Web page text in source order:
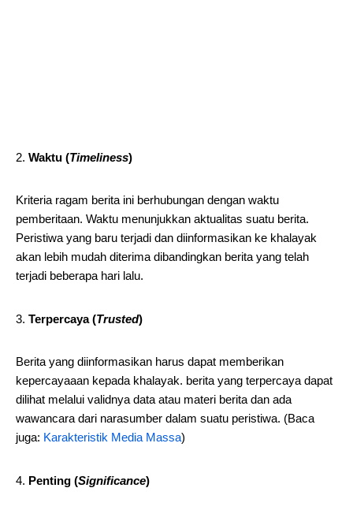
Waktu (Timeliness)
Kriteria ragam berita ini berhubungan dengan waktu
pemberitaan. Waktu menunjukkan aktualitas suatu berita.
Peristiwa yang baru terjadi dan diinformasikan ke khalayak
akan lebih mudah diterima dibandingkan berita yang telah
terjadi beberapa hari lalu.
Terpercaya (Trusted)
Berita yang diinformasikan harus dapat memberikan
kepercayaaan kepada khalayak. berita yang terpercaya dapat
dilihat melalui validnya data atau materi berita dan ada
wawancara dari narasumber dalam suatu peristiwa. (Baca
juga: Karakteristik Media Massa)
Penting (Significance)